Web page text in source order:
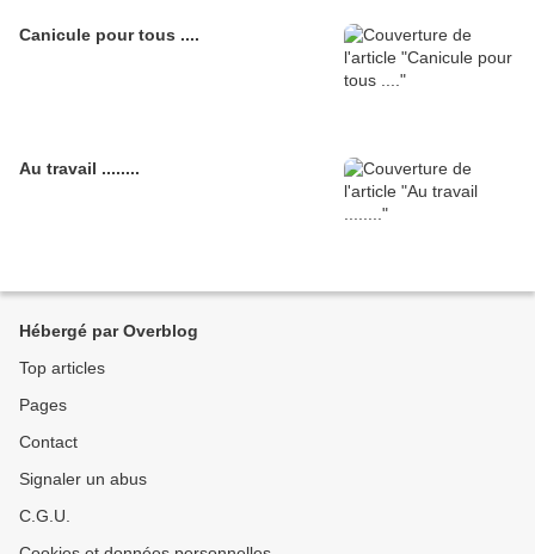
Canicule pour tous ....
Au travail ........
Hébergé par Overblog
Top articles
Pages
Contact
Signaler un abus
C.G.U.